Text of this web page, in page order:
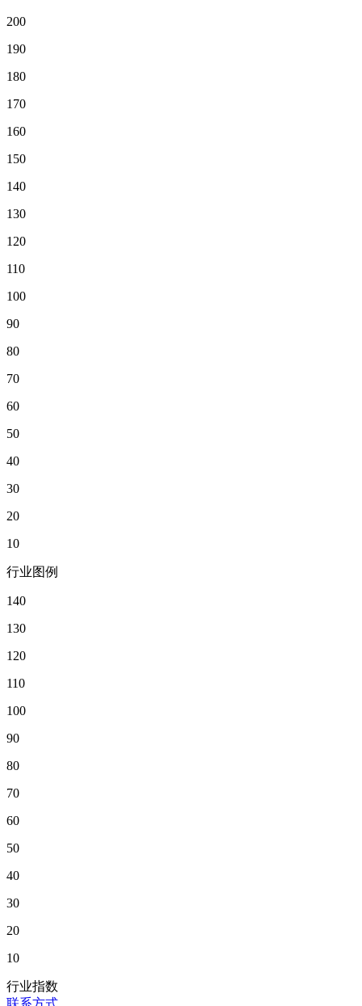
200
190
180
170
160
150
140
130
120
110
100
90
80
70
60
50
40
30
20
10
行业图例
140
130
120
110
100
90
80
70
60
50
40
30
20
10
行业指数
联系方式